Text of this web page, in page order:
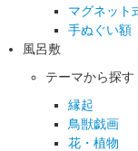
マグネット
手ぬぐい額
風呂敷
テーマから探す
縁起
鳥獣戯画
花・植物